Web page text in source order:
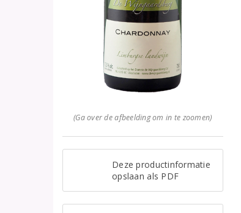
(Ga over de afbeelding om in te zoomen)
Deze productinformatie
opslaan als PDF